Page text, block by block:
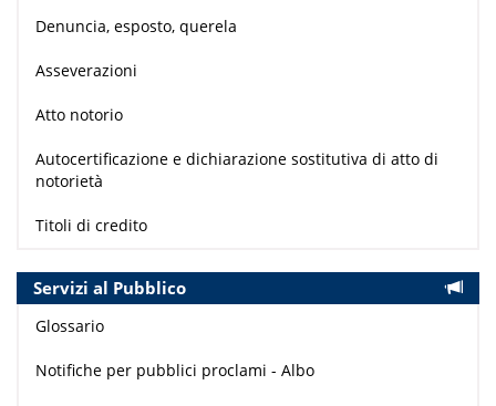
Denuncia, esposto, querela
Asseverazioni
Atto notorio
Autocertificazione e dichiarazione sostitutiva di atto di
notorietà
Titoli di credito
Servizi al Pubblico
Glossario
Notifiche per pubblici proclami - Albo